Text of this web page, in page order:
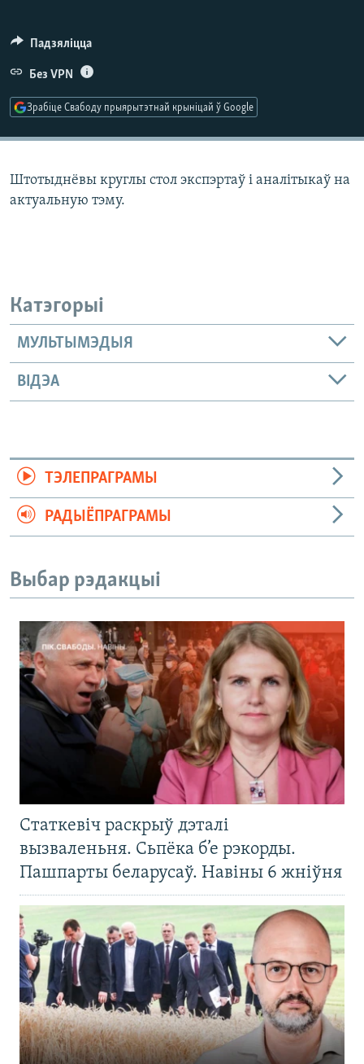
КАЛЯНДАР
НА ХВАЛЯХ СВАБОДЫ
Падзяліцца
Без VPN
Зрабіце Свабоду прыярытэтнай крыніцай ў Google
Штотыднёвы круглы стол экспэртаў і аналітыкаў на
актуальную тэму.
Катэгорыі
МУЛЬТЫМЭДЫЯ
ВІДЭА
ТЭЛЕПРАГРАМЫ
РАДЫЁПРАГРАМЫ
Выбар рэдакцыі
Статкевіч раскрыў дэталі
вызваленьня. Сьпёка б’е рэкорды.
Пашпарты беларусаў. Навіны 6 жніўня